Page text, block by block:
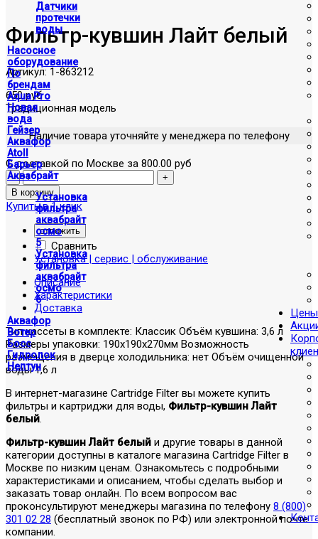
Датчики
протечки
воды
Насосное
оборудование
По
брендам
Aqua Pro
Новая
вода
Гейзер
Аквафор
Atoll
Барьер
Аквабрайт
Установка
фильтра
аквабрайт
осмо
5
Установка
фильтра
аквабрайт
осмо
6
Аквафор
Вотер
Босс
Гидролок
Нептун
Цены
Фильтр-кувшин Лайт белый
Артикул: 1-863212
650 руб
Традиционная модель
Наличие товара уточняйте у менеджера по телефону
С доставкой по Москве за 800.00 руб
Купить в 1 клик
отложить
Сравнить
Установка | сервис | обслуживание
Описание
Характеристики
Доставка
Тип кассеты в комплекте: Классик Объём кувшина: 3,6 л
Размеры упаковки: 190x190x270мм Возможность
размещения в дверце холодильника: нет Объём очищенной
воды 1,6 л
В интернет-магазине Cartridge Filter вы можете купить
фильтры и картриджи для воды, Фильтр-кувшин Лайт
белый.
Фильтр-кувшин Лайт белый и другие товары в данной
категории доступны в каталоге магазина Cartridge Filter в
Москве по низким ценам. Ознакомьтесь с подробными
характеристиками и описанием, чтобы сделать выбор и
заказать товар онлайн. По всем вопросом вас
проконсультируют менеджеры магазина по телефону 8 (800)
301 02 28 (бесплатный звонок по РФ) или электронной почте
компании.